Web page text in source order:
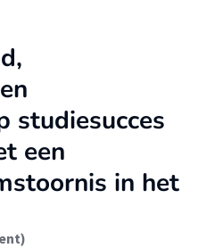
studiesucces
een
in het